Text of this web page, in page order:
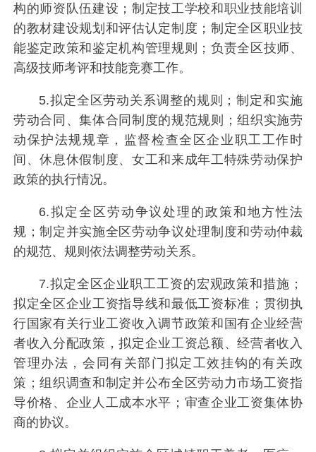
构的师资队伍建设；制定技工学校和职业技能培训
的教材建设规划和评估认定制度；制定全区职业技
能鉴定政策和鉴定机构管理规则；负责全区技师、
高级技师考评和技能竞赛工作。
5.拟定全区劳动关系调整的规则；制定和实施
劳动合同、集体合同制度的规范规则；组织实施劳
动保护法规规章，监督检查全区企业职工工作时
间、休息休假制度、女工和来成年工特殊劳动保护
政策的执行情况。
6.拟定全区劳动争议处理的政策和地方性法
规；制定并实施全区劳动争议处理制度和劳动仲裁
的规范、规则依法调整劳动关系。
7.拟定全区企业职工工资的宏观政策和措施；
拟定全区企业工资指导线和最低工资标准；贯彻执
行国家有关行业工资收入调节政策和国有企业经营
者收入分配政策，拟定企业工资总额、经营者收入
管理办法，会同有关部门拟定工效挂钩的有关政
策；组织调查和制定并公布全区劳动力市场工资指
导价格、企业人工成本水平；审查企业工资集体协
商的协议。